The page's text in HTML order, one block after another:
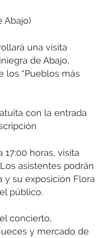
Abajo)
una visita
de Abajo,
los “Pueblos más
con la entrada
17:00 horas, visita
asistentes podrán
y su exposición Flora
público.
concierto,
y mercado de